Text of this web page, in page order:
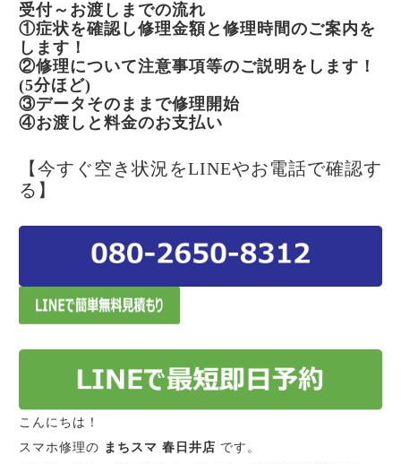
受付～お渡しまでの流れ
①症状を確認し修理金額と修理時間のご案内を
します！
②修理について注意事項等のご説明をします！
(5分ほど)
③データそのままで修理開始
④お渡しと料金のお支払い
【今すぐ空き状況をLINEやお電話で確認す
る】
こんにちは！
スマホ修理の まちスマ 春日井店 です。